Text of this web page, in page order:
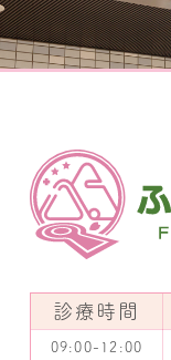
診療時間
09:00-12:00